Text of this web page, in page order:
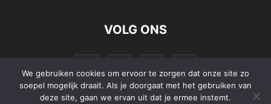
VOLG ONS
We gebruiken cookies om ervoor te zorgen dat onze site zo
soepel mogelijk draait. Als je doorgaat met het gebruiken van
deze site, gaan we ervan uit dat je ermee instemt.